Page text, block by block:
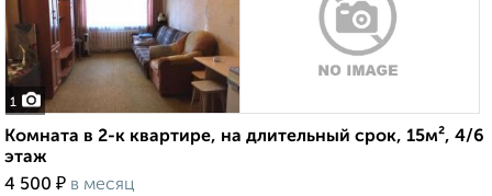
1
Комната в 2-к квартире, на длительный срок, 15м², 4/6
этаж
4 500 ₽ в месяц